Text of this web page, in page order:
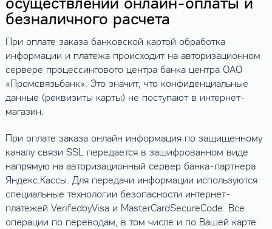
безналичного расчета
При оплате заказа банковской картой обработка
информации и платежа происходит на авторизационном
сервере процессингового центра банка центра ОАО
«Промсвязьбанк». Это значит, что конфиденциальные
данные (реквизиты карты) не поступают в интернет-
магазин.
При оплате заказа онлайн информация по защищенному
каналу связи SSL передается в зашифрованном виде
напрямую на авторизационный сервер банка-партнера
Яндекс.Кассы. Для передачи информации используются
специальные технологии безопасности интернет-
платежей VerifedbyVisa и MasterCardSecureCode. Все
операции по переводам, в том числе и по Вашей карте